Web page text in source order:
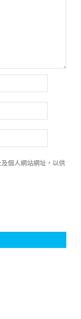
個人網站網址，以供